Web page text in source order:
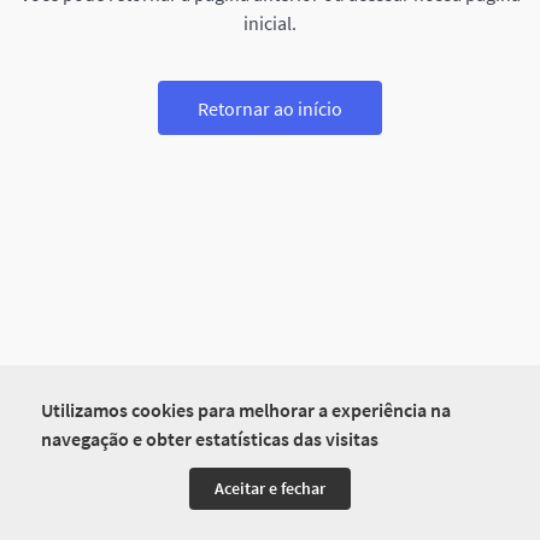
Utilizamos cookies para melhorar a experiência na
navegação e obter estatísticas das visitas
Aceitar e fechar
inicial.
Retornar ao início